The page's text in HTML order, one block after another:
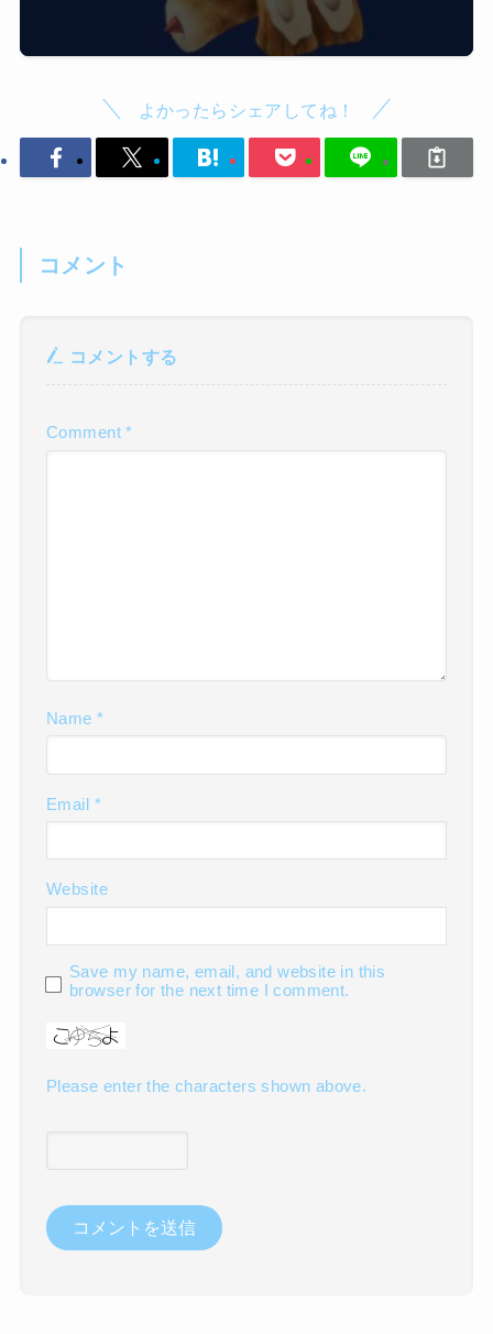
よかったらシェアしてね！
コメント
コメントする
Comment*
Name*
Email *
Website
Save my name, email, and website in this
browser for the next time I comment.
Please enter the characters shown above.